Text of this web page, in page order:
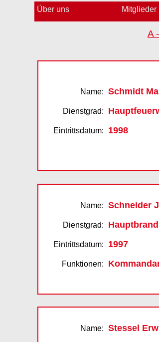
Über uns Mitglieder
A
Name:
Dienstgrad:
Eintrittsdatum:
Schmidt
1998
Name:
Dienstgrad:
Eintrittsdatum:
Funktionen:
Schneider
1997
Name:
Stessel